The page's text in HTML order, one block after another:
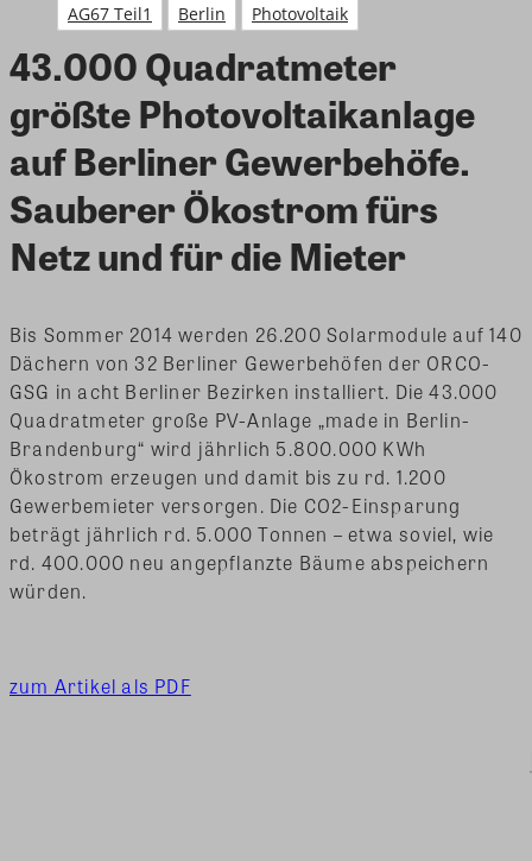
AG67 Teil1 Berlin Photovoltaik
43.000 Quadratmeter
größte Photovoltaikanlage
auf Berliner Gewerbehöfe.
Sauberer Ökostrom fürs
Netz und für die Mieter
Bis Sommer 2014 werden 26.200 Solarmodule auf 140
Dächern von 32 Berliner Gewerbehöfen der ORCO-
GSG in acht Berliner Bezirken installiert. Die 43.000
Quadratmeter große PV-Anlage „made in Berlin-
Brandenburg“ wird jährlich 5.800.000 KWh
Ökostrom erzeugen und damit bis zu rd. 1.200
Gewerbemieter versorgen. Die CO2-Einsparung
beträgt jährlich rd. 5.000 Tonnen – etwa soviel, wie
rd. 400.000 neu angepflanzte Bäume abspeichern
würden.
zum Artikel als PDF